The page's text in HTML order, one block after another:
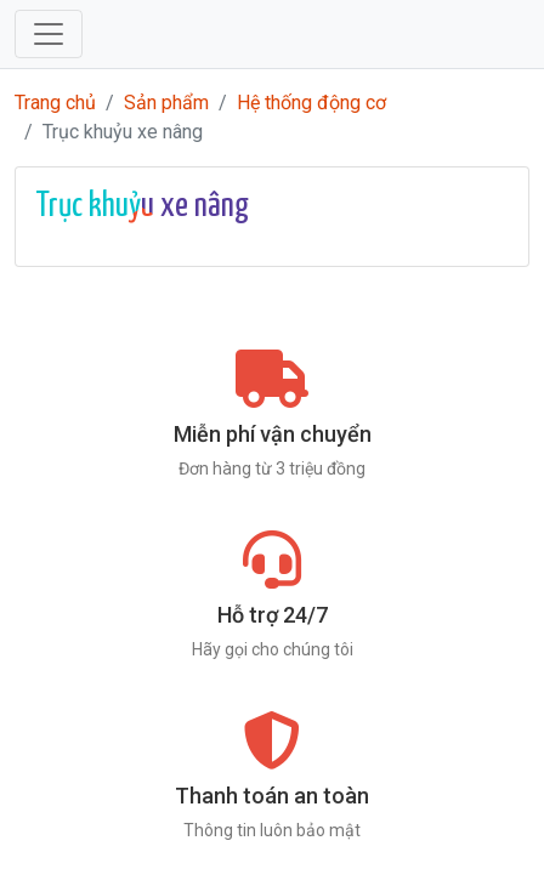
Trang chủ Sản phẩm
Hệ thống động cơ
Trục khuỷu xe nâng
Trục khuỷu xe nâng
Miễn phí vận chuyển
Đơn hàng từ 3 triệu đồng
Hỗ trợ 24/7
Hãy gọi cho chúng tôi
Thanh toán an toàn
Thông tin luôn bảo mật